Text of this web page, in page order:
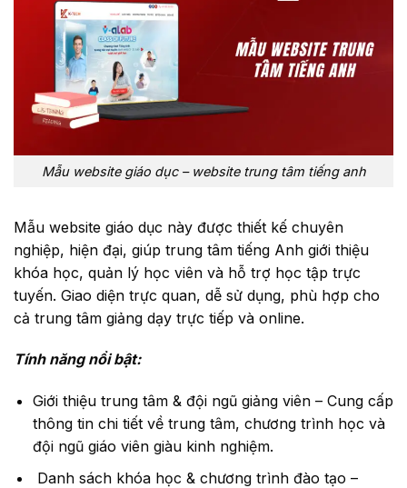
Mẫu website giáo dục – website trung tâm tiếng anh
Mẫu website giáo dục này được thiết kế chuyên
nghiệp, hiện đại, giúp trung tâm tiếng Anh giới thiệu
khóa học, quản lý học viên và hỗ trợ học tập trực
tuyến. Giao diện trực quan, dễ sử dụng, phù hợp cho
cả trung tâm giảng dạy trực tiếp và online.
Tính năng nổi bật:
Giới thiệu trung tâm & đội ngũ giảng viên – Cung cấp
thông tin chi tiết về trung tâm, chương trình học và
đội ngũ giáo viên giàu kinh nghiệm.
Danh sách khóa học & chương trình đào tạo –